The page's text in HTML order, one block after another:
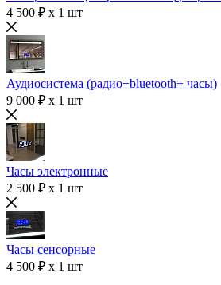
4 500 ₽ x 1 шт
Аудиосистема (радио+bluetooth+ часы)
9 000 ₽ x 1 шт
Часы электронные
2 500 ₽ x 1 шт
Часы сенсорные
4 500 ₽ x 1 шт